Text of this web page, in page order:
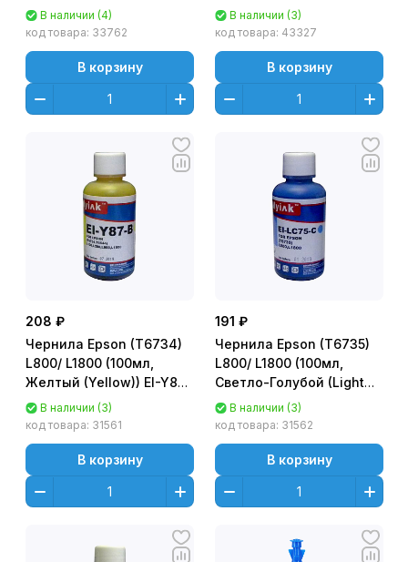
(Yellow),
водорастворимые) HI-
В наличии (4)
код товара: 33762
В корзину
принтеров (100мл)
InkTec
В наличии (3)
код товара: 43327
В корзину
208 ₽
Чернила Epson (T6734)
L800/ L1800 (100мл,
Желтый (Yellow)) EI-Y87-
B MyInk
В наличии (3)
код товара: 31561
В корзину
191 ₽
Чернила Epson (T6735)
L800/ L1800 (100мл,
Светло-Голубой (Light
Сyan)) EI-LC75-B Gloria™
MyInk
В наличии (3)
код товара: 31562
В корзину